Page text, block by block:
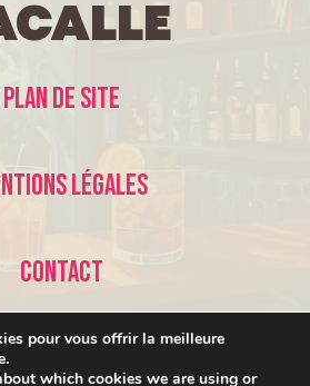
Plan de site
légales
Contact
pour vous offrir la meilleure
which cookies we are using or